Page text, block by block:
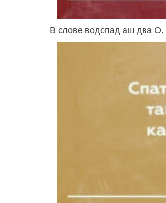
В слове водопад аш два О.